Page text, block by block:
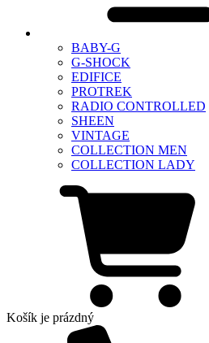
BABY-G
G-SHOCK
EDIFICE
PROTREK
RADIO CONTROLLED
SHEEN
VINTAGE
COLLECTION MEN
COLLECTION LADY
Košík je prázdný